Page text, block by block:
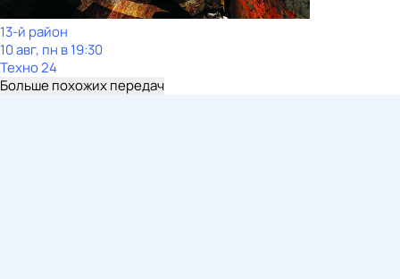
13-й район
10 авг, пн в 19:30
Техно 24
Больше похожих передач